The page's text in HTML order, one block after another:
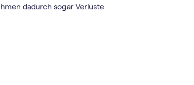
dadurch sogar Verluste